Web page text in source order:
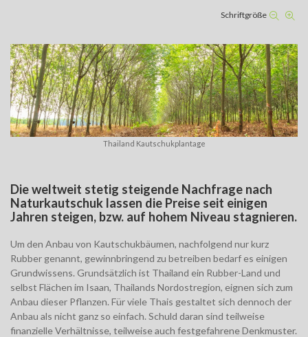
Schriftgröße
Thailand Kautschukplantage
Die weltweit stetig steigende Nachfrage nach
Naturkautschuk lassen die Preise seit einigen
Jahren steigen, bzw. auf hohem Niveau stagnieren.
Um den Anbau von Kautschukbäumen, nachfolgend nur kurz
Rubber genannt, gewinnbringend zu betreiben bedarf es einigen
Grundwissens. Grundsätzlich ist Thailand ein Rubber-Land und
selbst Flächen im Isaan, Thailands Nordostregion, eignen sich zum
Anbau dieser Pflanzen. Für viele Thais gestaltet sich dennoch der
Anbau als nicht ganz so einfach. Schuld daran sind teilweise
finanzielle Verhältnisse, teilweise auch festgefahrene Denkmuster.